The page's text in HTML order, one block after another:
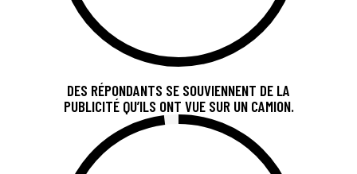
DES RÉPONDANTS SE SOUVIENNENT DE LA
PUBLICITÉ QU’ILS ONT VUE SUR UN CAMION.